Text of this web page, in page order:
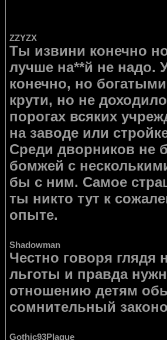
ZZYZX
Ты извини конечно
лучше на**й не
конечно, но
крути, но не
порогах всяких
на заводе или
Среди дворников не
бомжей с
бы с ним. Самое
ты никто тут к
опыте.
Shadowman
Честно говоря
льготы и правда
отношению детям
сомнительный
Gothic93Plague